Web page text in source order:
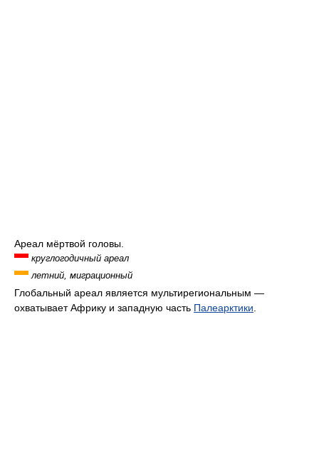
Ареал мёртвой головы.
круглогодичный ареал
летний, миграционный
Глобальный ареал является мультирегиональным —
охватывает Африку и западную часть Палеарктики.